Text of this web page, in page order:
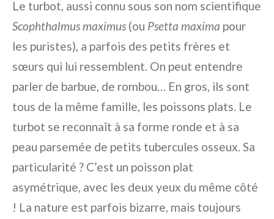
Le turbot, aussi connu sous son nom scientifique
Scophthalmus maximus (ou Psetta maxima pour
les puristes), a parfois des petits frères et
sœurs qui lui ressemblent. On peut entendre
parler de barbue, de rombou… En gros, ils sont
tous de la même famille, les poissons plats. Le
turbot se reconnaît à sa forme ronde et à sa
peau parsemée de petits tubercules osseux. Sa
particularité ? C’est un poisson plat
asymétrique, avec les deux yeux du même côté
! La nature est parfois bizarre, mais toujours